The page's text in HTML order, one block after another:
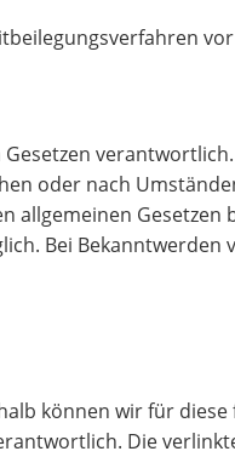
oder nach
allgemeinen
Bei Bekanntwerden
können wir für
Die